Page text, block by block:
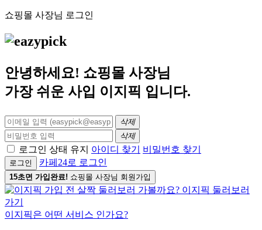
쇼핑몰 사장님 로그인
안녕하세요! 쇼핑몰 사장님
가장 쉬운 사입 이지픽 입니다.
삭제
삭제
로그인 상태 유지 아이디 찾기 비밀번호 찾기
로그인 카페24로 로그인
15초면 가입완료! 쇼핑몰 사장님 회원가입
이지픽은 어떤 서비스 인가요?